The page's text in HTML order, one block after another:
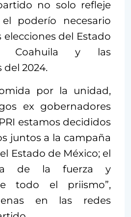
no solo refleje
poderío necesario
elecciones del Estado
Coahuila y las
del 2024.
por la unidad,
ex gobernadores
estamos decididos
juntos a la campaña
Estado de México; el
de la fuerza y
todo el priismo”,
en las redes